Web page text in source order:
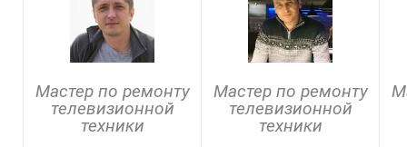
Мастер по ремонту
телевизионной
техники
Мастер по ремонту
телевизионной
техники